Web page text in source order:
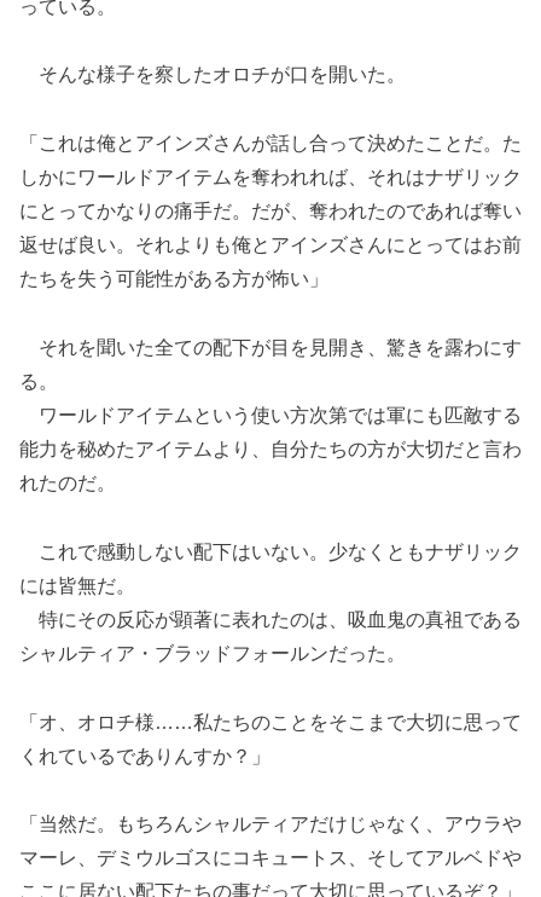
っている。
そんな様子を察したオロチが口を開いた。
「これは俺とアインズさんが話し合って決めたことだ。た
しかにワールドアイテムを奪われれば、それはナザリック
にとってかなりの痛手だ。だが、奪われたのであれば奪い
返せば良い。それよりも俺とアインズさんにとってはお前
たちを失う可能性がある方が怖い」
それを聞いた全ての配下が目を見開き、驚きを露わにす
る。
ワールドアイテムという使い方次第では軍にも匹敵する
能力を秘めたアイテムより、自分たちの方が大切だと言わ
れたのだ。
これで感動しない配下はいない。少なくともナザリック
には皆無だ。
特にその反応が顕著に表れたのは、吸血鬼の真祖である
シャルティア・ブラッドフォールンだった。
「オ、オロチ様……私たちのことをそこまで大切に思って
くれているでありんすか？」
「当然だ。もちろんシャルティアだけじゃなく、アウラや
マーレ、デミウルゴスにコキュートス、そしてアルベドや
ここに居ない配下たちの事だって大切に思っているぞ？」